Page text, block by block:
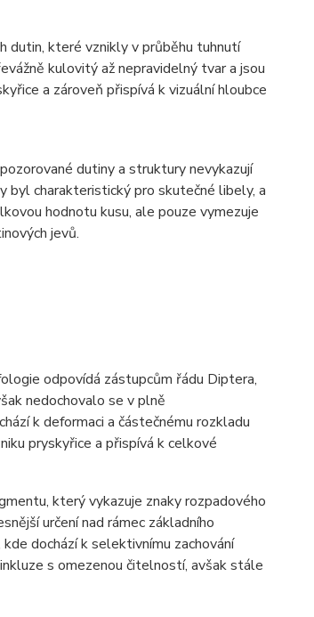
dutin, které vznikly v průběhu tuhnutí
kulovitý až nepravidelný tvar a jsou
a zároveň přispívá k vizuální hloubce
dutiny a struktury nevykazují
byl charakteristický pro skutečné libely, a
hodnotu kusu, ale pouze vymezuje
jevů.
odpovídá zástupcům řádu Diptera,
nedochovalo se v plně
k deformaci a částečnému rozkladu
pryskyřice a přispívá k celkové
který vykazuje znaky rozpadového
určení nad rámec základního
dochází k selektivnímu zachování
s omezenou čitelností, avšak stále